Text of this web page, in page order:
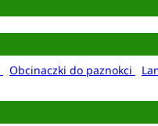
Obcinaczki do paznokci